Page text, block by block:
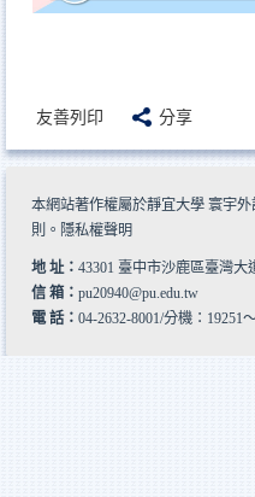
友善列印 分享
本網站著作權屬於靜宜大學 寰宇
則 。 隱私權聲明
地 址： 43301 臺中市沙鹿區臺灣大
信 箱： pu20940@pu.edu.tw
電 話： 04-2632-8001/分機：19251